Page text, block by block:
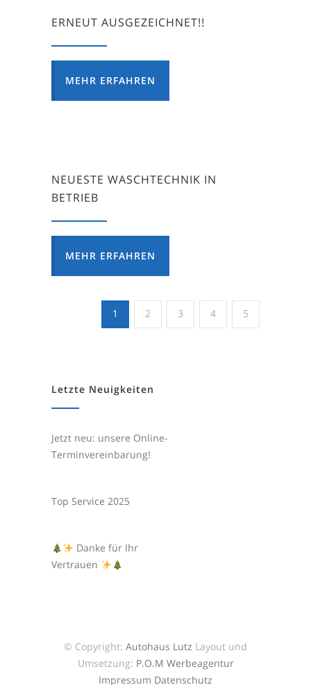
ERNEUT AUSGEZEICHNET!!
MEHR ERFAHREN
NEUESTE WASCHTECHNIK IN
BETRIEB
MEHR ERFAHREN
1 2 3 4 5
Letzte Neuigkeiten
Jetzt neu: unsere Online-
Terminvereinbarung!
Top Service 2025
Danke für Ihr
Vertrauen
© Copyright: Autohaus Lutz Layout und
Umsetzung: P.O.M Werbeagentur
Impressum Datenschutz